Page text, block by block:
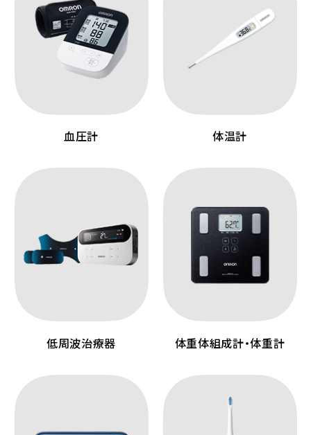
血圧計 体温計
低周波治療器 体重体組成計・体重計